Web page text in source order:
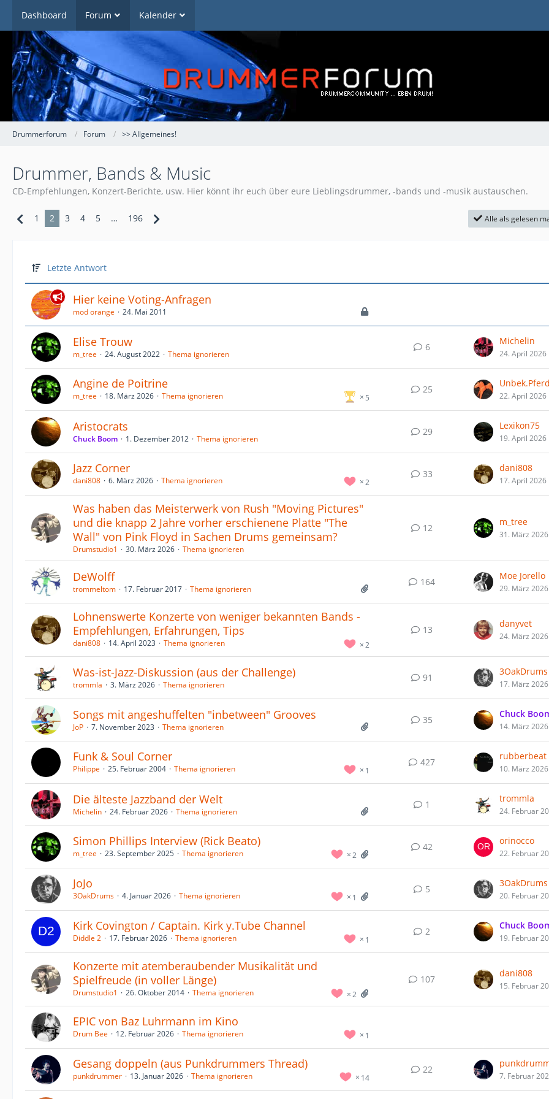
Dashboard Forum Kalender
Drummerforum Forum >> Allgemeines!
Drummer, Bands & Music
CD-Empfehlungen, Konzert-Berichte, usw. Hier könnt ihr euch über eure Lieblingsdrummer, -bands und -musik austauschen.
1 2 3 4 5 … 196 Alle als gelesen
Letzte Antwort
Hier keine Voting-Anfragen
mod orange 24. Mai 2011
Elise Trouw
m_tree 24. August 2022 Thema ignorieren
6
Michelin
24. April 2026
Angine de Poitrine
5
m_tree 18. März 2026 Thema ignorieren
25
Unbek.Pferd
22. April 2026
Aristocrats
Chuck Boom 1. Dezember 2012 Thema ignorieren
29
Lexikon75
19. April 2026
Jazz Corner
2
dani808 6. März 2026 Thema ignorieren
33
dani808
17. April 2026
Was haben das Meisterwerk von Rush "Moving Pictures"
und die knapp 2 Jahre vorher erschienene Platte "The
Wall" von Pink Floyd in Sachen Drums gemeinsam?
Drumstudio1 30. März 2026 Thema ignorieren
12
m_tree
31. März 2026
DeWolff
trommeltom 17. Februar 2017 Thema ignorieren
164
Moe Jorello
29. März 2026
Lohnenswerte Konzerte von weniger bekannten Bands -
Empfehlungen, Erfahrungen, Tips
2
dani808 14. April 2023 Thema ignorieren
13
danyvet
24. März 2026
Was-ist-Jazz-Diskussion (aus der Challenge)
trommla 3. März 2026 Thema ignorieren
91
3OakDrums
17. März 2026
Songs mit angeshuffelten "inbetween" Grooves
JoP 7. November 2023 Thema ignorieren
35
Chuck
14. März 2026
Funk & Soul Corner
1
Philippe 25. Februar 2004 Thema ignorieren
427
rubberbeat
10. März 2026
Die älteste Jazzband der Welt
Michelin 24. Februar 2026 Thema ignorieren
1
trommla
24. Februar
Simon Phillips Interview (Rick Beato)
2
m_tree 23. September 2025 Thema ignorieren
42
orinocco
22. Februar
JoJo
1
3OakDrums 4. Januar 2026 Thema ignorieren
5
3OakDrums
20. Februar
Kirk Covington / Captain. Kirk y.Tube Channel
1
Diddle 2 17. Februar 2026 Thema ignorieren
2
Chuck
19. Februar
Konzerte mit atemberaubender Musikalität und
Spielfreude (in voller Länge)
2
Drumstudio1 26. Oktober 2014 Thema ignorieren
107
dani808
15. Februar
EPIC von Baz Luhrmann im Kino
1
Drum Bee 12. Februar 2026 Thema ignorieren
Gesang doppeln (aus Punkdrummers Thread)
14
punkdrummer 13. Januar 2026 Thema ignorieren
22
7. Februar